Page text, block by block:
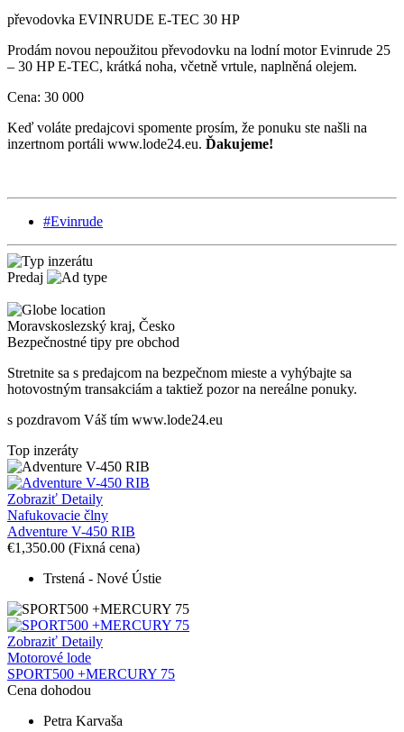
převodovka EVINRUDE E-TEC 30 HP
Prodám novou nepoužitou převodovku na lodní motor Evinrude 25
– 30 HP E-TEC, krátká noha, včetně vrtule, naplněná olejem.
Cena: 30 000
Keď voláte predajcovi spomente prosím, že ponuku ste našli na
inzertnom portáli www.lode24.eu. Ďakujeme!
#Evinrude
Predaj
Moravskoslezský kraj, Česko
Bezpečnostné tipy pre obchod
Stretnite sa s predajcom na bezpečnom mieste a vyhýbajte sa
hotovostným transakciám a taktiež pozor na nereálne ponuky.
s pozdravom Váš tím www.lode24.eu
Top inzeráty
Zobraziť Detaily
Nafukovacie člny
Adventure V-450 RIB
€1,350.00 (Fixná cena)
Trstená - Nové Ústie
Zobraziť Detaily
Motorové lode
SPORT500 +MERCURY 75
Cena dohodou
Petra Karvaša